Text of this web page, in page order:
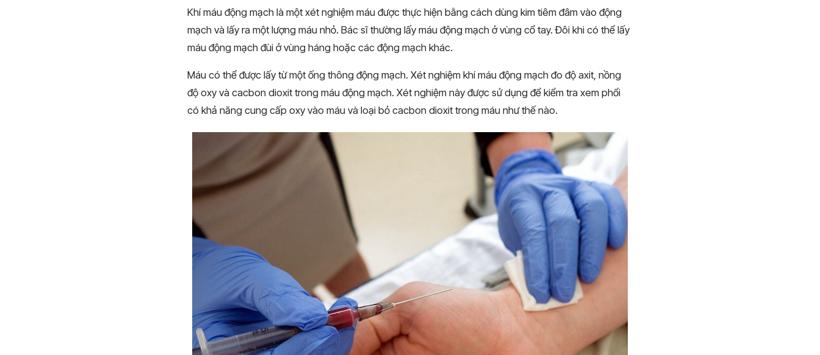
Khí máu động mạch là một xét nghiệm máu được thực hiện bằng cách dùng kim tiêm đâm vào động
mạch và lấy ra một lượng máu nhỏ. Bác sĩ thường lấy máu động mạch ở vùng cổ tay. Đôi khi có thể lấy
máu động mạch đùi ở vùng háng hoặc các động mạch khác.
Máu có thể được lấy từ một ống thông động mạch. Xét nghiệm khí máu động mạch đo độ axit, nồng
độ oxy và cacbon dioxit trong máu động mạch. Xét nghiệm này được sử dụng để kiểm tra xem phổi
có khả năng cung cấp oxy vào máu và loại bỏ cacbon dioxit trong máu như thế nào.